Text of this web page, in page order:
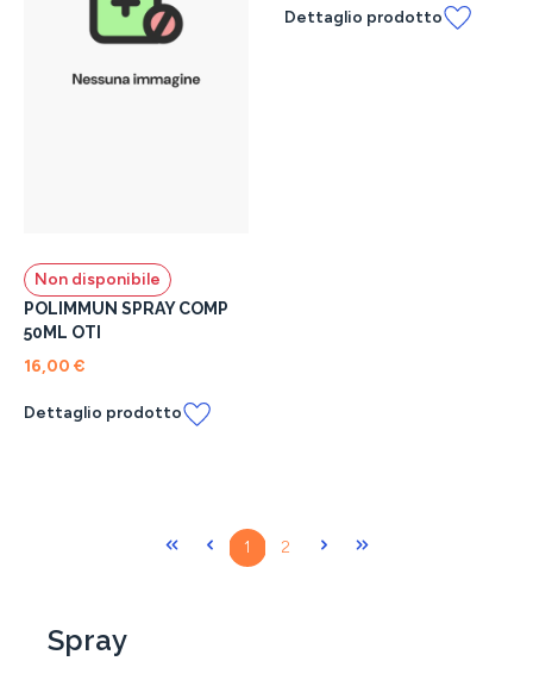
Non disponibile
POLIMMUN SPRAY COMP
50ML OTI
16,00 €
Dettaglio prodotto
Dettaglio prodotto
Pagina
1 Pagina
2
Spray